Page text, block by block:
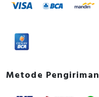
Metode Pengiriman